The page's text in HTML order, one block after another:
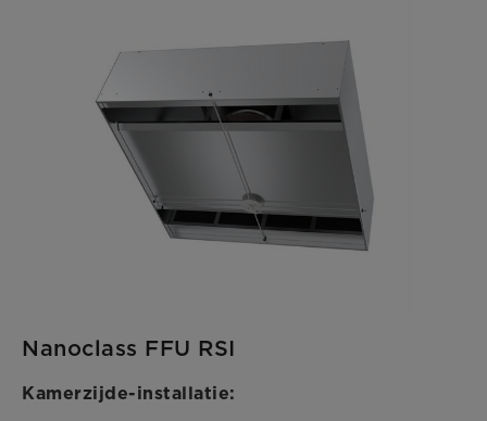
Nanoclass FFU RSI
Kamerzijde-installatie: